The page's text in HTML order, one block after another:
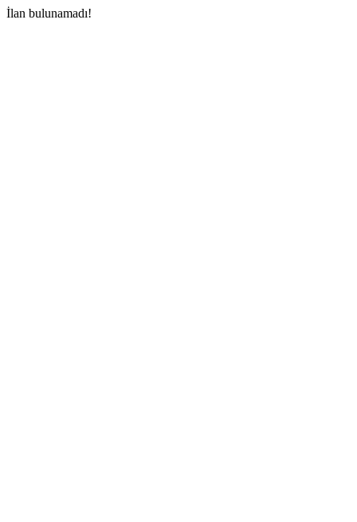
İlan bulunamadı!